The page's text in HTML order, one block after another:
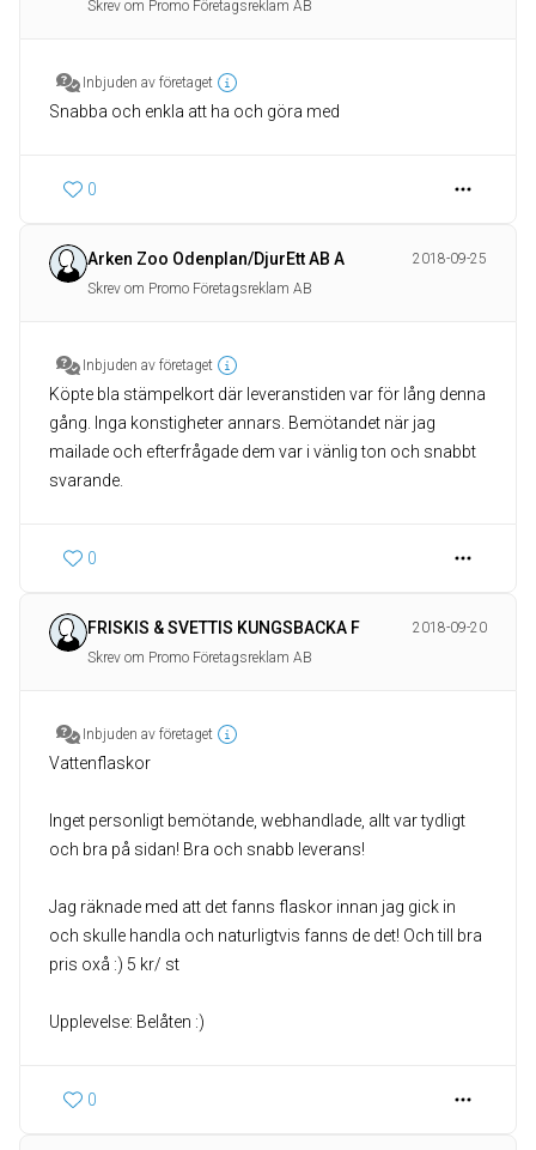
Skrev om Promo Företagsreklam AB
Inbjuden av företaget
Snabba och enkla att ha och göra med
0
Arken Zoo Odenplan/DjurEtt AB A
2018-09-25
Skrev om Promo Företagsreklam AB
Inbjuden av företaget
Köpte bla stämpelkort där leveranstiden var för lång denna
gång. Inga konstigheter annars. Bemötandet när jag
mailade och efterfrågade dem var i vänlig ton och snabbt
svarande.
0
FRISKIS & SVETTIS KUNGSBACKA F
2018-09-20
Skrev om Promo Företagsreklam AB
Inbjuden av företaget
Vattenflaskor
Inget personligt bemötande, webhandlade, allt var tydligt
och bra på sidan! Bra och snabb leverans!
Jag räknade med att det fanns flaskor innan jag gick in
och skulle handla och naturligtvis fanns de det! Och till bra
pris oxå :) 5 kr/ st
Upplevelse: Belåten :)
0